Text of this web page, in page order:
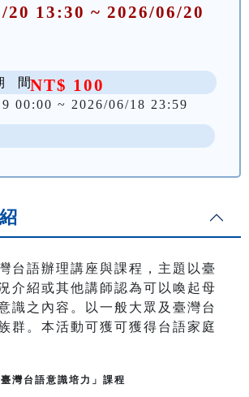
20 13:30 ~ 2026/06/20
NT$ 100
間
00:00 ~ 2026/06/18 23:59
台語辦理講座與課程，主題以臺
介紹或其他講師認為可以喚起母
識之內容。以一般大眾及臺灣台
群。本活動可獲可獲得台語家庭
灣台語意識培力」課程